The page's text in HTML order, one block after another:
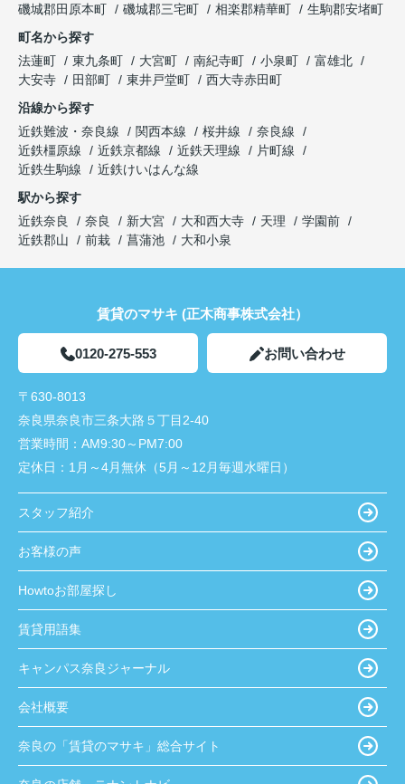
磯城郡田原本町
磯城郡三宅町 相楽郡精華町
生駒郡安堵町
町名から探す
法蓮町
東九条町 大宮町 南紀寺町 小泉町
富雄北
大安寺
田部町 東井戸堂町
西大寺赤田町
沿線から探す
近鉄難波・奈良線
関西本線 桜井線
奈良線
近鉄橿原線
近鉄京都線 近鉄天理線
片町線
近鉄生駒線
近鉄けいはんな線
駅から探す
近鉄奈良
奈良 新大宮 大和西大寺 天理
学園前
近鉄郡山
前栽 菖蒲池 大和小泉
賃貸のマサキ (正木商事株式会社）
0120-275-553 お問い合わせ
〒630-8013
奈良県奈良市三条大路５丁目2-40
営業時間： AM9:30～PM7:00
定休日： 1月～4月無休（5月～12月毎週水曜日）
スタッフ紹介
お客様の声
Howtoお部屋探し
賃貸用語集
キャンパス奈良ジャーナル
会社概要
奈良の「賃貸のマサキ」総合サイト